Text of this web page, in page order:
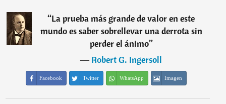
“La prueba más grande de valor en este
mundo es saber sobrellevar una derrota sin
perder el ánimo”
―Robert G. Ingersoll
Facebook Twitter WhatsApp Imagen